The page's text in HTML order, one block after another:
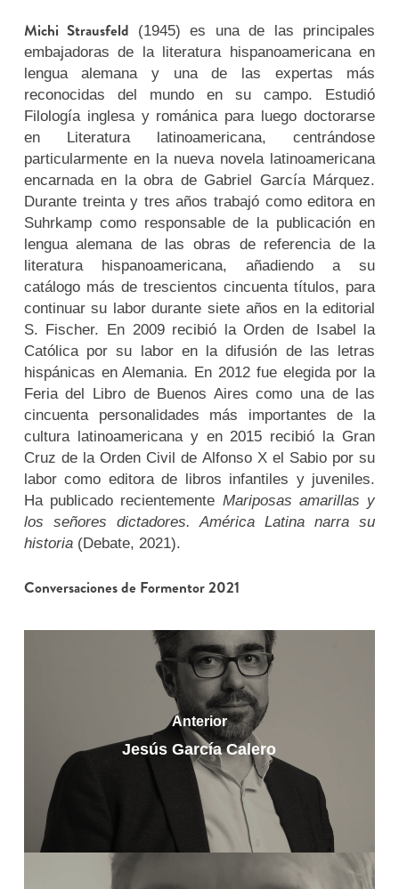
Michi Strausfeld
(1945) es una de las principales
embajadoras de la literatura hispanoamericana en
lengua alemana y una de las expertas más
reconocidas del mundo en su campo. Estudió
Filología inglesa y románica para luego doctorarse
en Literatura latinoamericana, centrándose
particularmente en la nueva novela latinoamericana
encarnada en la obra de Gabriel García Márquez.
Durante treinta y tres años trabajó como editora en
Suhrkamp como responsable de la publicación en
lengua alemana de las obras de referencia de la
literatura hispanoamericana, añadiendo a su
catálogo más de trescientos cincuenta títulos, para
continuar su labor durante siete años en la editorial
S. Fischer. En 2009 recibió la Orden de Isabel la
Católica por su labor en la difusión de las letras
hispánicas en Alemania. En 2012 fue elegida por la
Feria del Libro de Buenos Aires como una de las
cincuenta personalidades más importantes de la
cultura latinoamericana y en 2015 recibió la Gran
Cruz de la Orden Civil de Alfonso X el Sabio por su
labor como editora de libros infantiles y juveniles.
Ha publicado recientemente Mariposas amarillas y
los señores dictadores. América Latina narra su
historia(Debate, 2021).
Conversaciones de Formentor 2021
Anterior
Jesús García Calero